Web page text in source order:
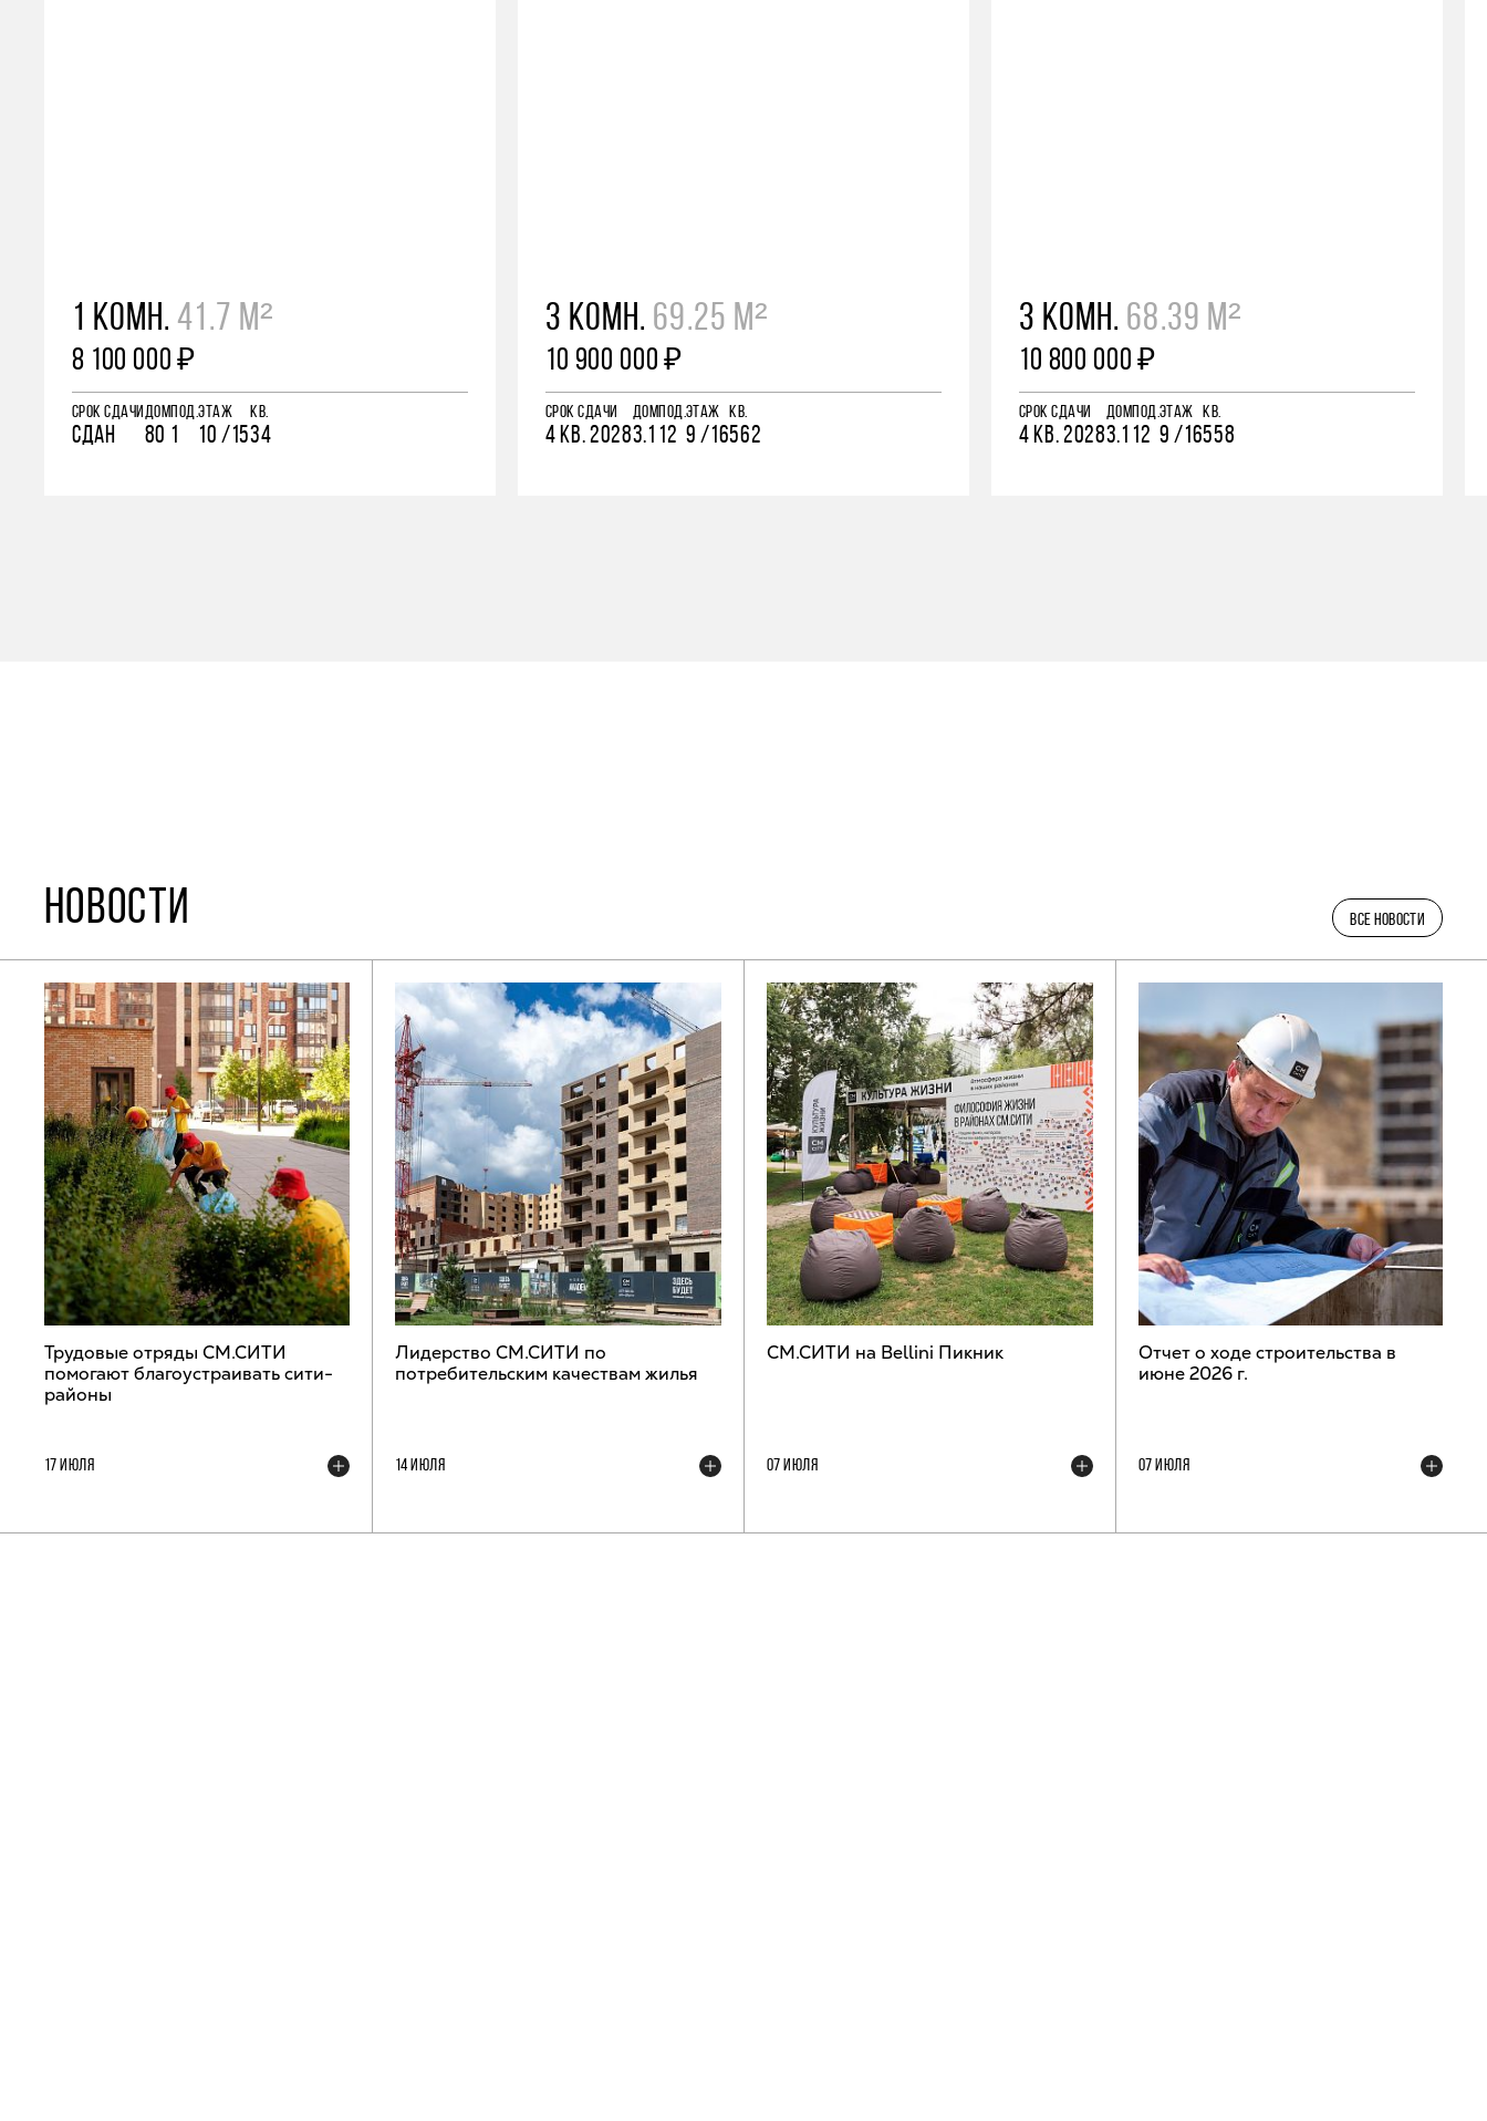
1 КОМН. 41.7 М²
8 100 000 ₽
СРОК СДАЧИ
СДАН
ДОМ
80
ПОД.
1
ЭТАЖ
10 /15
КВ.
34
3 КОМН. 69.25 М²
10 900 000 ₽
СРОК СДАЧИ
4 КВ. 2028
ДОМ
3.1
ПОД.
12
ЭТАЖ
9 /16
КВ.
562
3 КОМН. 68.39 М²
10 800 000 ₽
СРОК СДАЧИ
4 КВ. 2028
ДОМ
3.1
ПОД.
12
ЭТАЖ
9 /16
КВ.
558
НОВОСТИ ВСЕ НОВОСТИ
Трудовые отряды СМ.СИТИ
помогают благоустраивать сити-
районы
17 ИЮЛЯ
Лидерство СМ.СИТИ по
потребительским качествам жилья
14 ИЮЛЯ
СМ.СИТИ на Bellini Пикник
07 ИЮЛЯ
Отчет о ходе строительства в
июне 2026 г.
07 ИЮЛЯ